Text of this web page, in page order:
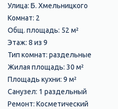
Улица: Б. Хмельницкого
Комнат: 2
Общ. площадь: 52 м²
Этаж: 8 из 9
Тип комнат: раздельные
Жилая площадь: 30 м²
Площадь кухни: 9 м²
Санузел: 1 раздельный
Ремонт: Косметический